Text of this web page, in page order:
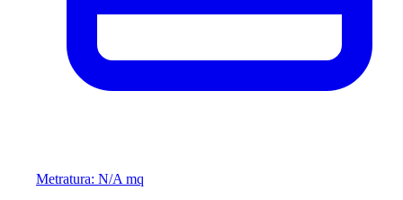
Metratura: N/A mq